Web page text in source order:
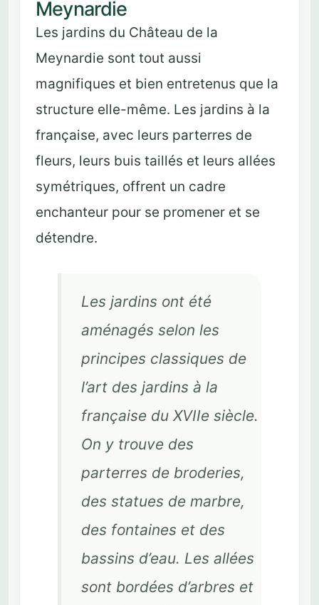
Meynardie
Les jardins du Château de la
Meynardie sont tout aussi
magnifiques et bien entretenus que la
structure elle-même. Les jardins à la
française, avec leurs parterres de
fleurs, leurs buis taillés et leurs allées
symétriques, offrent un cadre
enchanteur pour se promener et se
détendre.
Les jardins ont été
aménagés selon les
principes classiques de
l’art des jardins à la
française du XVIIe siècle.
On y trouve des
parterres de broderies,
des statues de marbre,
des fontaines et des
bassins d’eau. Les allées
sont bordées d’arbres et